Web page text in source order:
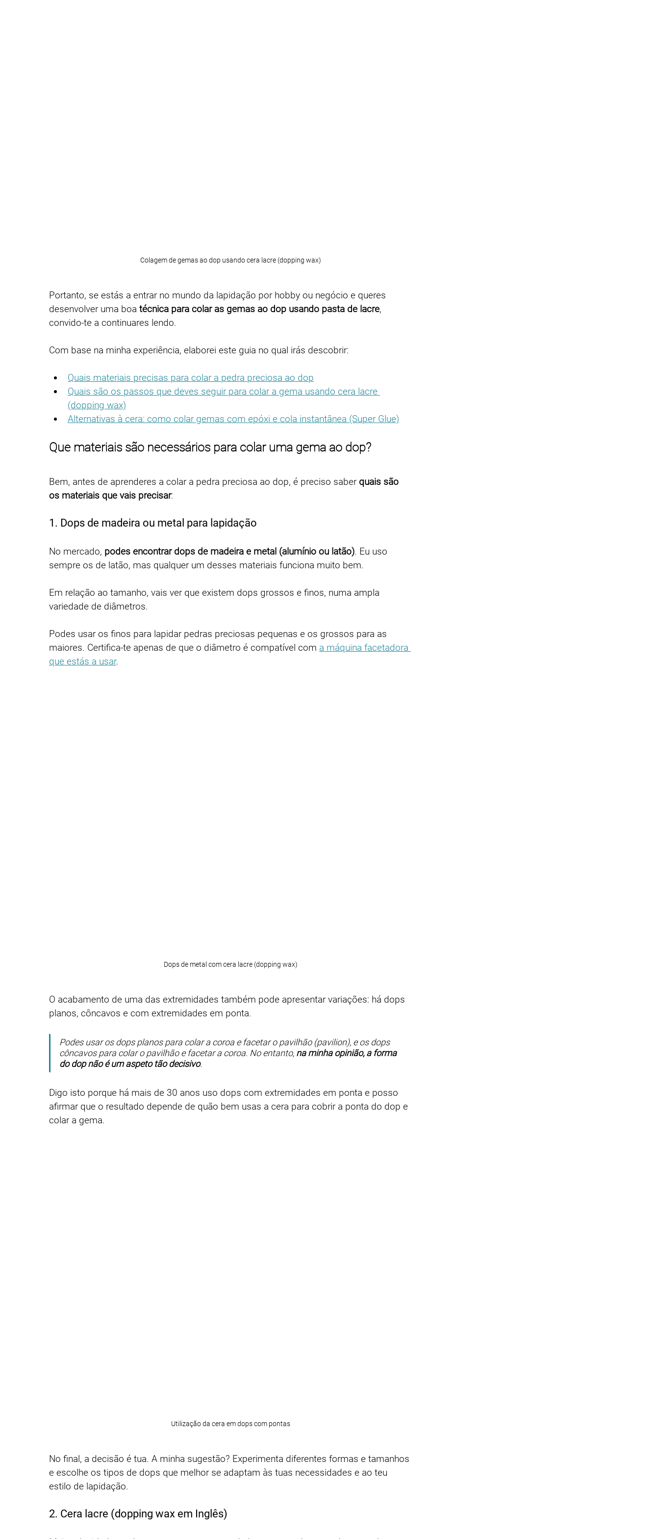
Colagem de gemas ao dop usando cera lacre (dopping wax)
Portanto, se estás a entrar no mundo da lapidação por hobby ou negócio e queres
desenvolver uma boa técnica para colar as gemas ao dop usando pasta de lacre,
convido-te a continuares lendo.
Com base na minha experiência, elaborei este guia no qual irás descobrir:
Quais materiais precisas para colar a pedra preciosa ao dop
Quais são os passos que deves seguir para colar a gema usando cera lacre
(dopping wax)
Alternativas à cera: como colar gemas com epóxi e cola instantânea (Super Glue)
Que materiais são necessários para colar uma gema ao dop?
Bem, antes de aprenderes a colar a pedra preciosa ao dop, é preciso saber quais são
os materiais que vais precisar:
1. Dops de madeira ou metal para lapidação
No mercado, podes encontrar dops de madeira e metal (alumínio ou latão). Eu uso
sempre os de latão, mas qualquer um desses materiais funciona muito bem.
Em relação ao tamanho, vais ver que existem dops grossos e finos, numa ampla
variedade de diâmetros.
Podes usar os finos para lapidar pedras preciosas pequenas e os grossos para as
maiores. Certifica-te apenas de que o diâmetro é compatível com a máquina facetadora
que estás a usar.
Dops de metal com cera lacre (dopping wax)
O acabamento de uma das extremidades também pode apresentar variações: há dops
planos, côncavos e com extremidades em ponta.
Podes usar os dops planos para colar a coroa e facetar o pavilhão (pavilion), e os dops
côncavos para colar o pavilhão e facetar a coroa. No entanto, na minha opinião, a forma
do dop não é um aspeto tão decisivo.
Digo isto porque há mais de 30 anos uso dops com extremidades em ponta e posso
afirmar que o resultado depende de quão bem usas a cera para cobrir a ponta do dop e
colar a gema.
Utilização da cera em dops com pontas
No final, a decisão é tua. A minha sugestão? Experimenta diferentes formas e tamanhos
e escolhe os tipos de dops que melhor se adaptam às tuas necessidades e ao teu
estilo de lapidação.
2. Cera lacre (dopping wax em Inglês)